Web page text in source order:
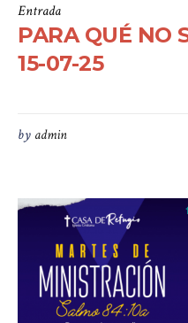
Entrada
PARA QUÉ NO
15-07-25
by admin